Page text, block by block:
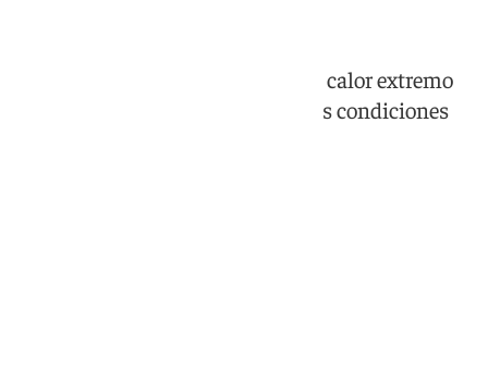
El servicio continúa activo pese al calor extremo
mientras el sector reclama mejores condiciones